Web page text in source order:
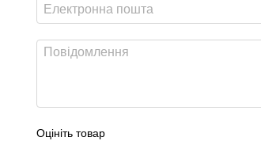
Оцініть товар